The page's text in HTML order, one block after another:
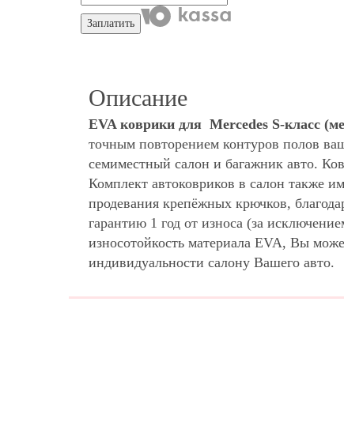
Заплатить
Описание
EVA коврики для Mercedes S-класс
точным повторением контуров полов
семиместный салон и багажник авто.
Комплект автоковриков в салон также
продевания крепёжных крючков,
гарантию 1 год от износа (за
износотойкость материала EVA, Вы
индивидуальности салону Вашего авто.